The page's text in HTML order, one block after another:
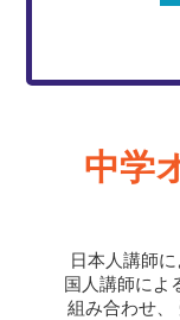
中学
日本人講師
国人講師によ
組み合わせ、